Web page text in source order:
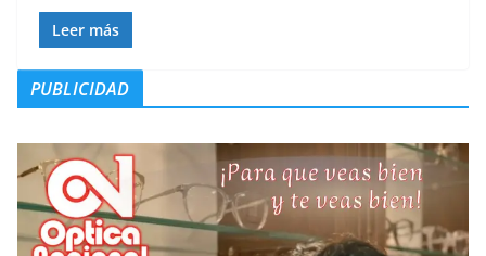
Leer más
PUBLICIDAD